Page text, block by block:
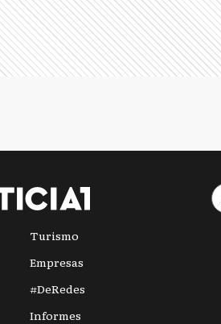
Turismo
Empresas
#DeRedes
Informes